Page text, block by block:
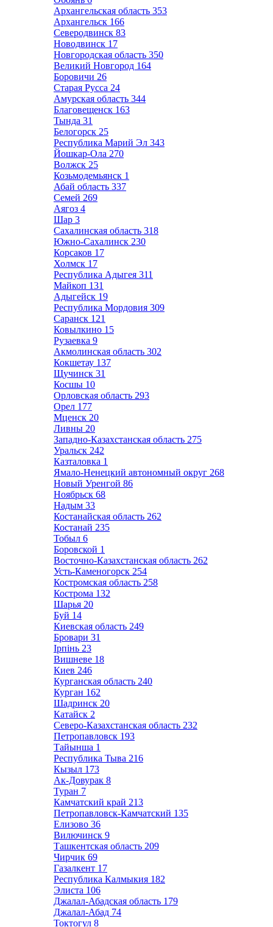
Архангельская область 353
Архангельск 166
Северодвинск 83
Новодвинск 17
Новгородская область 350
Великий Новгород 164
Боровичи 26
Старая Русса 24
Амурская область 344
Благовещенск 163
Тында 31
Белогорск 25
Республика Марий Эл 343
Йошкар-Ола 270
Волжск 25
Козьмодемьянск 1
Абай область 337
Семей 269
Аягоз 4
Шар 3
Сахалинская область 318
Южно-Сахалинск 230
Корсаков 17
Холмск 17
Республика Адыгея 311
Майкоп 131
Адыгейск 19
Республика Мордовия 309
Саранск 121
Ковылкино 15
Рузаевка 9
Акмолинская область 302
Кокшетау 137
Щучинск 31
Косшы 10
Орловская область 293
Орел 177
Мценск 20
Ливны 20
Западно-Казахстанская область 275
Уральск 242
Казталовка 1
Ямало-Ненецкий автономный округ 268
Новый Уренгой 86
Ноябрьск 68
Надым 33
Костанайская область 262
Костанай 235
Тобыл 6
Боровской 1
Восточно-Казахстанская область 262
Усть-Каменогорск 254
Костромская область 258
Кострома 132
Шарья 20
Буй 14
Киевская область 249
Бровари 31
Ірпінь 23
Вишневе 18
Киев 246
Курганская область 240
Курган 162
Шадринск 20
Катайск 2
Северо-Казахстанская область 232
Петропавловск 193
Тайынша 1
Республика Тыва 216
Кызыл 173
Ак-Довурак 8
Туран 7
Камчатский край 213
Петропавловск-Камчатский 135
Елизово 36
Вилючинск 9
Ташкентская область 209
Чирчик 69
Газалкент 17
Республика Калмыкия 182
Элиста 106
Джалал-Абадская область 179
Джалал-Абад 74
Токтогул 8